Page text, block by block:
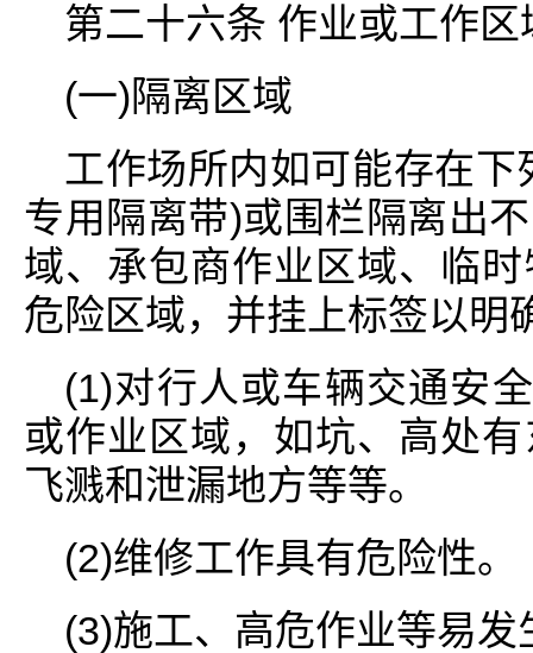
第二十六条 作业或工作
(一)隔离区域
工作场所内如可能存在
专用隔离带)或围栏隔离出
域、承包商作业区域、临
危险区域，并挂上标签以明
(1)对行人或车辆交通安
或作业区域，如坑、高处
飞溅和泄漏地方等等。
(2)维修工作具有危险性。
(3)施工、高危作业等易